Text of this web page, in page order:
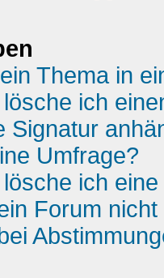
Thema in
ich
Signatur
Umfrage?
ich
Forum